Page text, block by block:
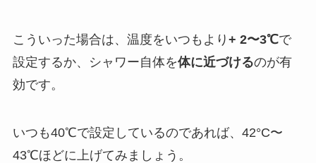
こういった場合は、温度をいつもより + 2〜3℃で
設定するか、シャワー自体を体に近づけるのが有
効です。
いつも40℃で設定しているのであれば、42°C〜
43℃ほどに上げてみましょう。